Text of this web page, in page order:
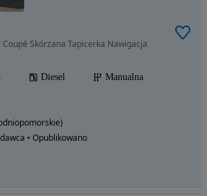
Coupé Skórzana Tapicerka Nawigacja
Diesel
Manualna
• Opublikowano